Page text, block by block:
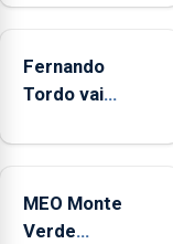
Fernando
Tordo vai
anos de
Coliseu
Micaelense
MEO Monte
Verde